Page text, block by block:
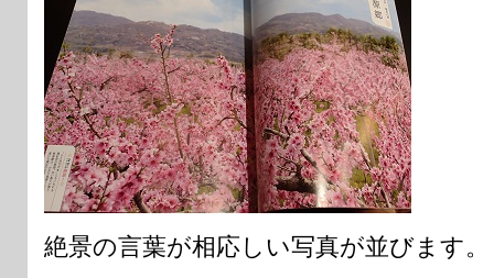
絶景の言葉が相応しい写真が並びます。